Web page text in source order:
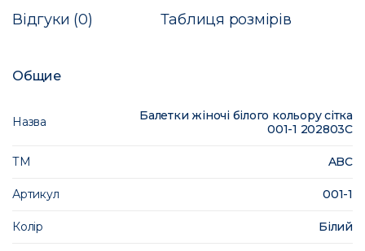
Відгуки (0) Таблиця розмірів
Общие
Назва
Балетки жіночі білого кольору сітка
001-1 202803C
ТМ ABC
Артикул 001-1
Колір Білий